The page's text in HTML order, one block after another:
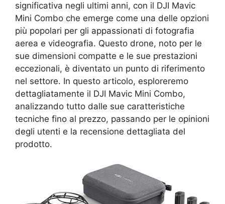
significativa negli ultimi anni, con il DJI Mavic
Mini Combo che emerge come una delle opzioni
più popolari per gli appassionati di fotografia
aerea e videografia. Questo drone, noto per le
sue dimensioni compatte e le sue prestazioni
eccezionali, è diventato un punto di riferimento
nel settore. In questo articolo, esploreremo
dettagliatamente il DJI Mavic Mini Combo,
analizzando tutto dalle sue caratteristiche
tecniche fino al prezzo, passando per le opinioni
degli utenti e la recensione dettagliata del
prodotto.